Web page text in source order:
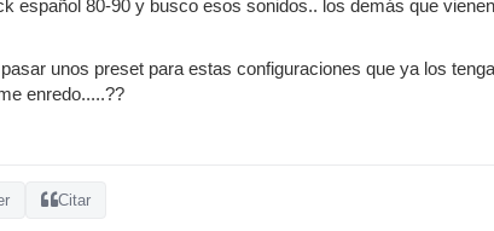
español 80-90 y busco esos sonidos.. los demás que
unos preset para estas configuraciones que ya los
enredo.....??
Citar